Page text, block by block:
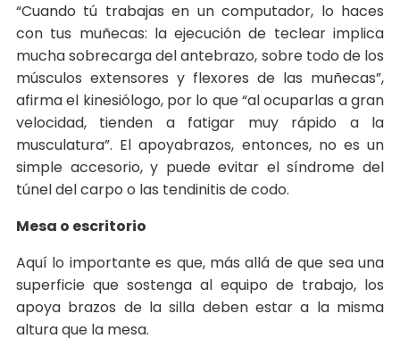
“Cuando tú trabajas en un computador, lo haces
con tus muñecas: la ejecución de teclear implica
mucha sobrecarga del antebrazo, sobre todo de los
músculos extensores y flexores de las muñecas”,
afirma el kinesiólogo, por lo que “al ocuparlas a gran
velocidad, tienden a fatigar muy rápido a la
musculatura”. El apoyabrazos, entonces, no es un
simple accesorio, y puede evitar el síndrome del
túnel del carpo o las tendinitis de codo.
Mesa o escritorio
Aquí lo importante es que, más allá de que sea una
superficie que sostenga al equipo de trabajo, los
apoya brazos de la silla deben estar a la misma
altura que la mesa.